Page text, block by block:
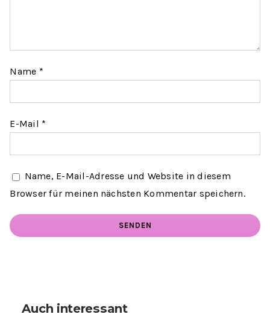
Name *
E-Mail *
Name, E-Mail-Adresse und Website in diesem
Browser für meinen nächsten Kommentar speichern.
Auch interessant